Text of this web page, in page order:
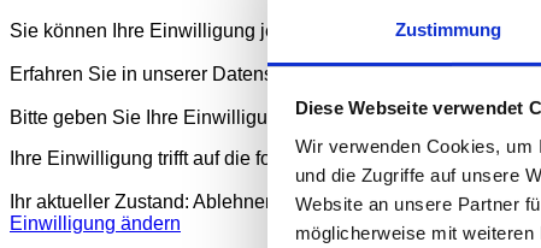
Zustimmung
Diese Webseite verwendet
Wir verwenden Cookies, um
und die Zugriffe auf unsere
Website an unsere Partner
möglicherweise mit
Sie können Ihre Einwilligung jederzeit von der Cookie-
Erfahren Sie in unserer Datenschutzrichtlinie mehr darüber,
Bitte geben Sie Ihre Einwilligungs-ID und das Datum an,
Ihre Einwilligung trifft auf die folgenden Domains zu: blunck-
Ihr aktueller Zustand: Ablehnen.
Einwilligung ändern